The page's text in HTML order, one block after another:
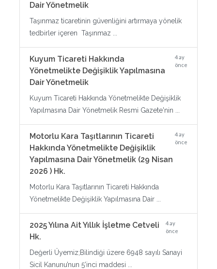
Dair Yönetmelik
Taşınmaz ticaretinin güvenliğini artırmaya yönelik
tedbirler içeren Taşınmaz ...
Kuyum Ticareti Hakkında
Yönetmelikte Değişiklik Yapılmasına
Dair Yönetmelik
4 ay
önce
Kuyum Ticareti Hakkında Yönetmelikte Değişiklik
Yapılmasına Dair Yönetmelik Resmi Gazete'nin ...
Motorlu Kara Taşıtlarının Ticareti
Hakkında Yönetmelikte Değişiklik
Yapılmasına Dair Yönetmelik (29 Nisan
2026 ) Hk.
4 ay
önce
Motorlu Kara Taşıtlarının Ticareti Hakkında
Yönetmelikte Değişiklik Yapılmasına Dair ...
2025 Yılına Ait Yıllık İşletme Cetveli
Hk.
4 ay
önce
Değerli Üyemiz;Bilindiği üzere 6948 sayılı Sanayi
Sicil Kanunu’nun 5’inci maddesi ...